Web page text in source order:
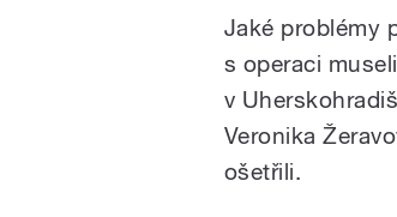
Jaké problémy
s operaci
v
Veronika
ošetřili.